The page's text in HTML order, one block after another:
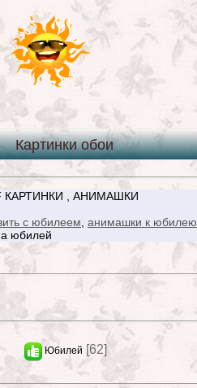
Картинки обои
КАРТИНКИ , АНИМАШКИ
с юбилеем анимашки к юбилею
юбилей
Юбилей [62]